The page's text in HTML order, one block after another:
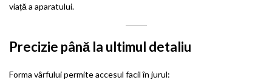
viață a aparatului.
Precizie până la ultimul detaliu
Forma vârfului permite accesul facil în jurul: